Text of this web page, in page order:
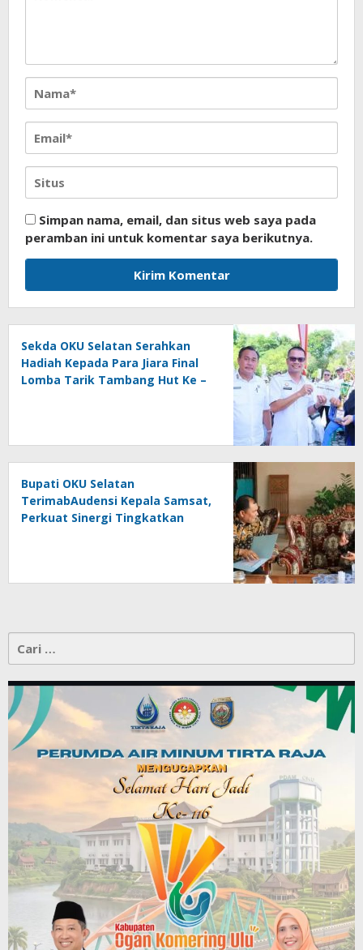
Simpan nama, email, dan situs web saya pada
peramban ini untuk komentar saya berikutnya.
Sekda OKU Selatan Serahkan
Hadiah Kepada Para Jiara Final
Lomba Tarik Tambang Hut Ke –
Bupati OKU Selatan
TerimabAudensi Kepala Samsat,
Perkuat Sinergi Tingkatkan
untuk: